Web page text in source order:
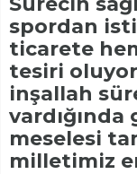
spordan
ticarete
tesiri
inşallah
vardığında
meselesi
milletimiz